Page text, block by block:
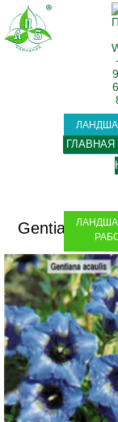
Gentiana
ГЛАВНАЯ